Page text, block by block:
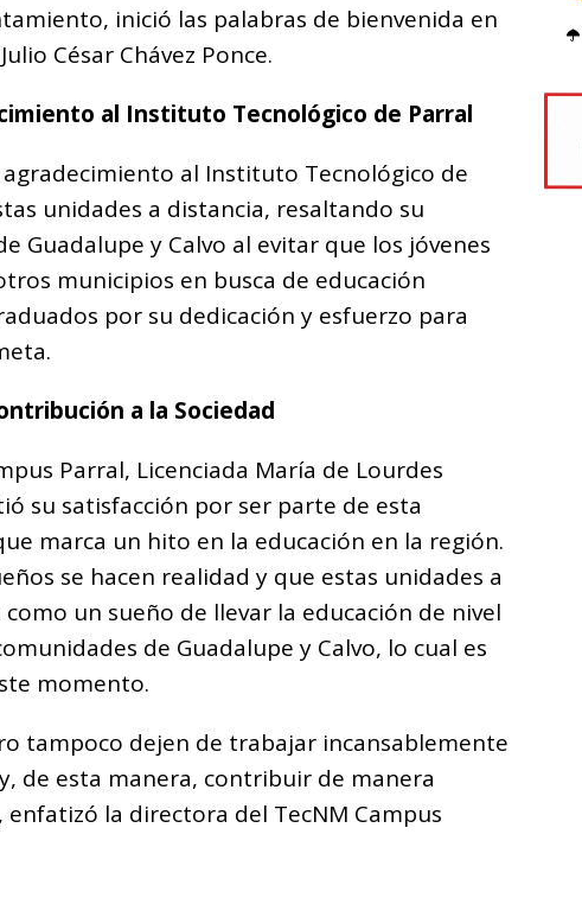
inició las palabras de bienvenida en
César Chávez Ponce.
al Instituto Tecnológico de Parral
agradecimiento al Instituto Tecnológico de
unidades a distancia, resaltando su
Guadalupe y Calvo al evitar que los jóvenes
municipios en busca de educación
por su dedicación y esfuerzo para
a la Sociedad
Parral, Licenciada María de Lourdes
su satisfacción por ser parte de esta
marca un hito en la educación en la región.
se hacen realidad y que estas unidades a
un sueño de llevar la educación de nivel
de Guadalupe y Calvo, lo cual es
momento.
tampoco dejen de trabajar incansablemente
de esta manera, contribuir de manera
enfatizó la directora del TecNM Campus